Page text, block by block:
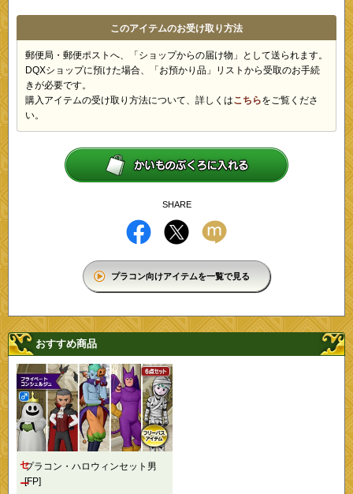
このアイテムのお受け取り方法
郵便局・郵便ポストへ、「ショップからの届け物」として送られます。
DQXショップに預けた場合、「お預かり品」リストから受取のお手続
きが必要です。
購入アイテムの受け取り方法について、詳しくはこちらをご覧くださ
い。
SHARE
プラコン向けアイテムを一覧で見る
おすすめ商品
プラコン・ハロウィンセット男
[FP]
セ
ー